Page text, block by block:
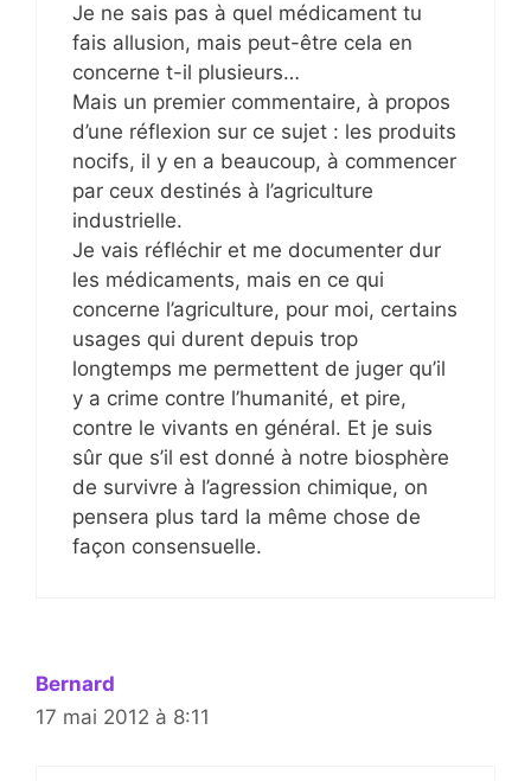
Je ne sais pas à quel médicament tu
fais allusion, mais peut-être cela en
concerne t-il plusieurs…
Mais un premier commentaire, à propos
d’une réflexion sur ce sujet : les produits
nocifs, il y en a beaucoup, à commencer
par ceux destinés à l’agriculture
industrielle.
Je vais réfléchir et me documenter dur
les médicaments, mais en ce qui
concerne l’agriculture, pour moi, certains
usages qui durent depuis trop
longtemps me permettent de juger qu’il
y a crime contre l’humanité, et pire,
contre le vivants en général. Et je suis
sûr que s’il est donné à notre biosphère
de survivre à l’agression chimique, on
pensera plus tard la même chose de
façon consensuelle.
Bernard
17 mai 2012 à 8:11